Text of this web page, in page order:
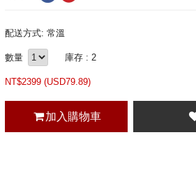
配送方式: 常溫
數量 庫存 : 2
NT$2399 (USD79.89)
加入購物車